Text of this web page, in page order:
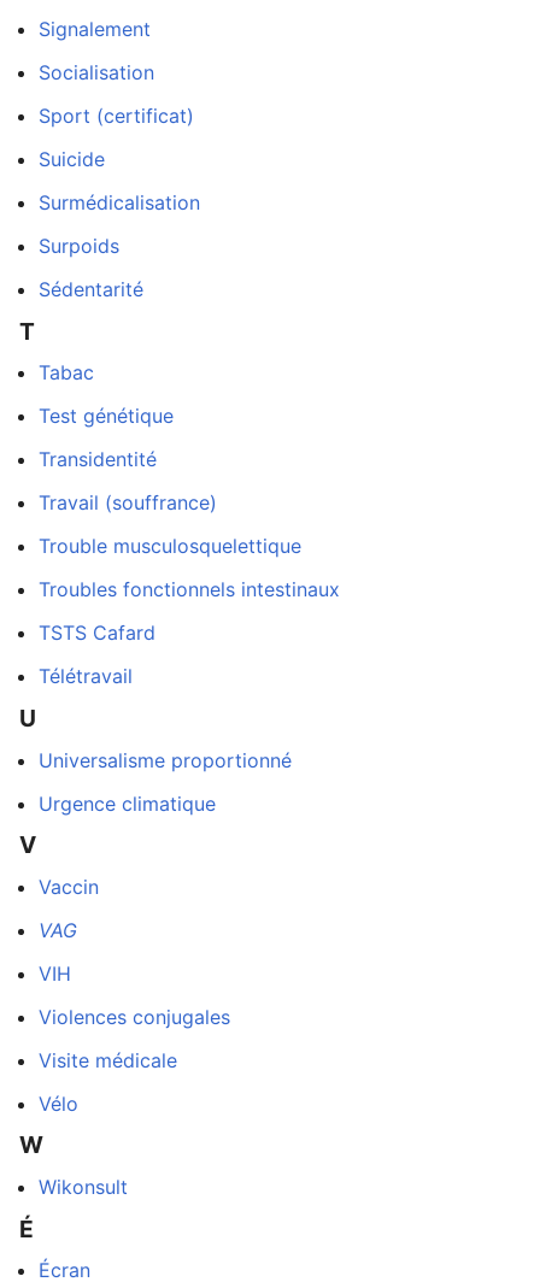
Signalement
Socialisation
Sport (certificat)
Suicide
Surmédicalisation
Surpoids
Sédentarité
T
Tabac
Test génétique
Transidentité
Travail (souffrance)
Trouble musculosquelettique
Troubles fonctionnels intestinaux
TSTS Cafard
Télétravail
U
Universalisme proportionné
Urgence climatique
V
Vaccin
VAG
VIH
Violences conjugales
Visite médicale
Vélo
W
Wikonsult
É
Écran